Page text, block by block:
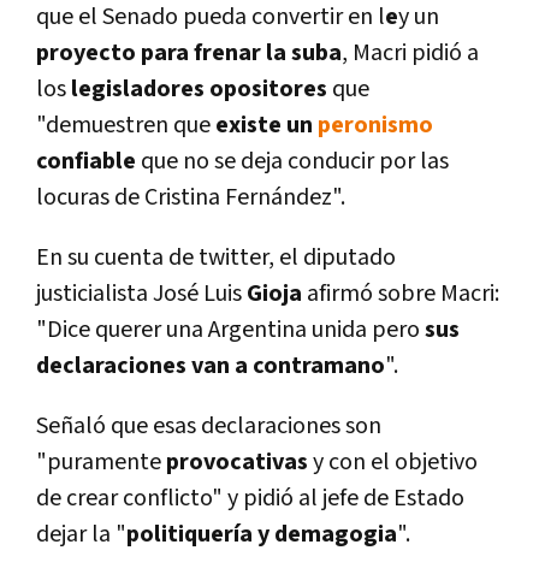
que el Senado pueda convertir en ley un
proyecto para frenar la suba, Macri pidió a
loslegisladores opositores que
"demuestren queexiste un peronismo
confiable que no se deja conducir por las
locuras de Cristina Fernández".
En su cuenta de twitter, el diputado
justicialista José LuisGioja afirmó sobre Macri:
"Dice querer una Argentina unida perosus
declaraciones van a contramano".
Señaló que esas declaraciones son
"puramenteprovocativasy con el objetivo
de crear conflicto" y pidió al jefe de Estado
dejar la "politiquerí­a y demagogia".